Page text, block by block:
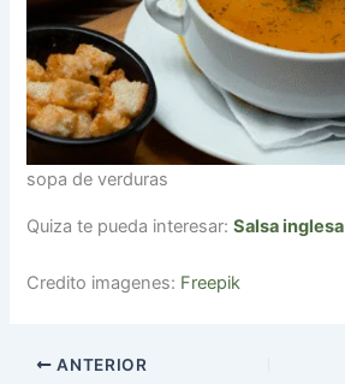
sopa de verduras
Quiza te pueda interesar:Salsa inglesa
Credito imagenes: Freepik
ANTERIOR